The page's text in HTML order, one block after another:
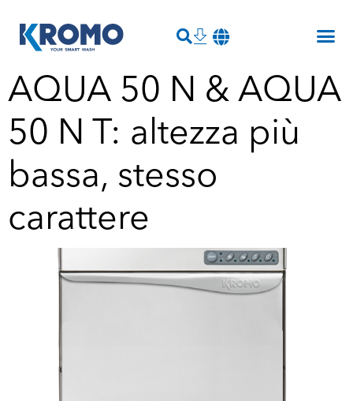
AQUA 50 N & AQUA
50 N T: altezza più
bassa, stesso
carattere